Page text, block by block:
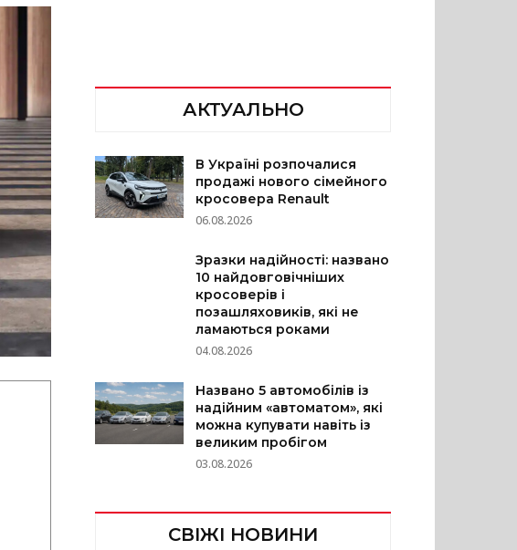
АКТУАЛЬНО
В Україні розпочалися
продажі нового сімейного
кросовера Renault
06.08.2026
Зразки надійності: названо
10 найдовговічніших
кросоверів і
позашляховиків, які не
ламаються роками
04.08.2026
Названо 5 автомобілів із
надійним «автоматом», які
можна купувати навіть із
великим пробігом
03.08.2026
СВІЖІ НОВИНИ